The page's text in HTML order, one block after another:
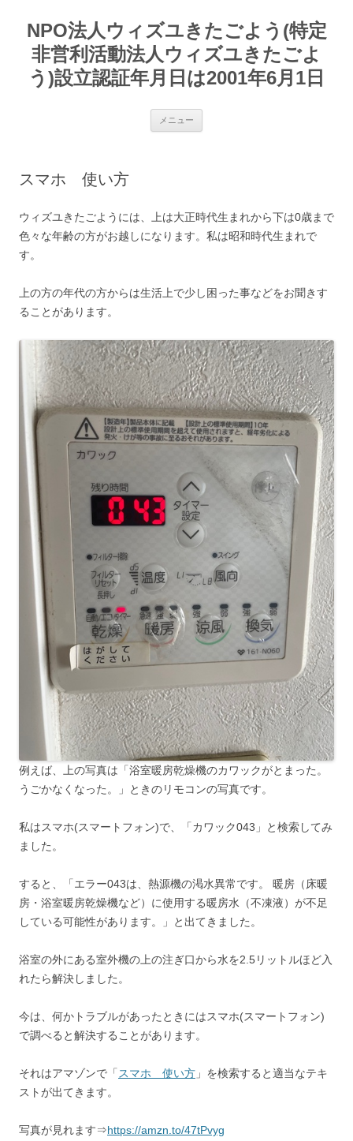
テ
ンNPO法人ウィズユきたごよう(特定
非営利活動法人ウィズユきたごよ
う)設立認証年月日は2001年6月1日
メニュー
スマホ 使い方
ウィズユきたごようには、上は大正時代生まれから下は0歳まで
色々な年齢の方がお越しになります。私は昭和時代生まれで
す。
上の方の年代の方からは生活上で少し困った事などをお聞きす
ることがあります。
例えば、上の写真は「浴室暖房乾燥機のカワックがとまった。
うごかなくなった。」ときのリモコンの写真です。
私はスマホ(スマートフォン)で、「カワック043」と検索してみ
ました。
すると、「エラー043は、熱源機の渇水異常です。 暖房（床暖
房・浴室暖房乾燥機など）に使用する暖房水（不凍液）が不足
している可能性があります。」と出てきました。
浴室の外にある室外機の上の注ぎ口から水を2.5リットルほど入
れたら解決しました。
今は、何かトラブルがあったときにはスマホ(スマートフォン)
で調べると解決することがあります。
それはアマゾンで「 スマホ 使い方 」を検索すると適当なテキ
ストが出てきます。
写真が見れます⇒https://amzn.to/47tPvyg